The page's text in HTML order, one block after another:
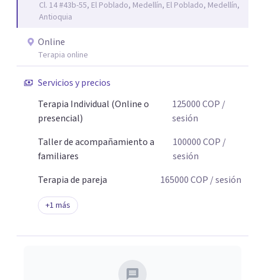
Cl. 14 #43b-55, El Poblado, Medellín, El Poblado, Medellín,
Antioquia
Online
Terapia online
Servicios y precios
Terapia Individual (Online o
presencial)
125000COP /
sesión
Taller de acompañamiento a
familiares
100000COP /
sesión
Terapia de pareja
165000COP / sesión
+1 más